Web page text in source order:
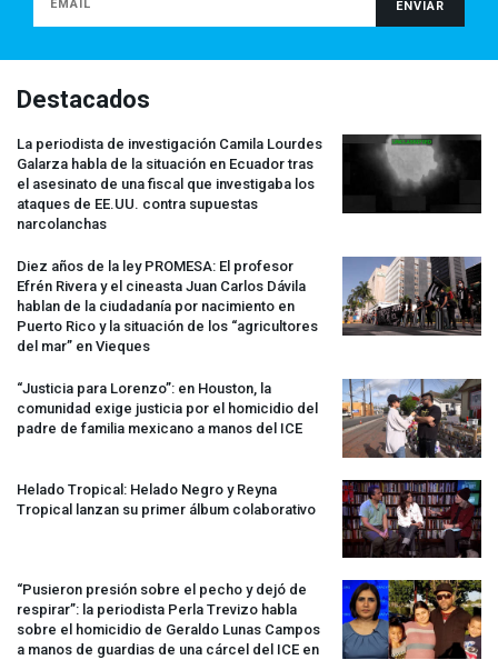
Destacados
La periodista de investigación Camila Lourdes
Galarza habla de la situación en Ecuador tras
el asesinato de una fiscal que investigaba los
ataques de EE.UU. contra supuestas
narcolanchas
Diez años de la ley PROMESA: El profesor
Efrén Rivera y el cineasta Juan Carlos Dávila
hablan de la ciudadanía por nacimiento en
Puerto Rico y la situación de los “agricultores
del mar” en Vieques
“Justicia para Lorenzo”: en Houston, la
comunidad exige justicia por el homicidio del
padre de familia mexicano a manos del ICE
Helado Tropical: Helado Negro y Reyna
Tropical lanzan su primer álbum colaborativo
“Pusieron presión sobre el pecho y dejó de
respirar”: la periodista Perla Trevizo habla
sobre el homicidio de Geraldo Lunas Campos
a manos de guardias de una cárcel del ICE en